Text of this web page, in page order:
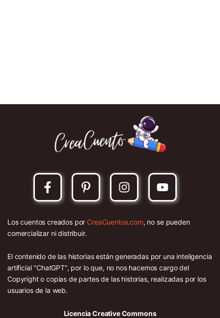
Los cuentos creados por CreaCuentos.com, no se pueden
comercializar ni distribuir.
El contenido de las historias están generadas por una inteligencia
artificial "ChatGPT", por lo que, no nos hacemos cargo del
Copyright o copias de partes de las historias, realizadas por los
usuarios de la web.
Licencia Creative Commons